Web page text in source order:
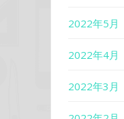
2022年5月
2022年4月
2022年3月